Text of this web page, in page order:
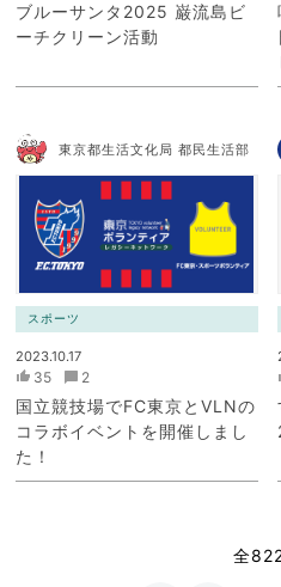
ブルーサンタ2025 巌流島ビ
ーチクリーン活動
東京都生活文化局 都民生活部
スポーツ
2023.10.17
35 2
国立競技場でFC東京とVLNの
コラボイベントを開催しまし
た！
全